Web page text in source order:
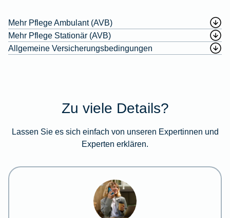
Mehr Pflege Ambulant (AVB)
Mehr Pflege Stationär (AVB)
Allgemeine Versicherungsbedingungen
Zu viele Details?
Lassen Sie es sich einfach von unseren Expertinnen und
Experten erklären.